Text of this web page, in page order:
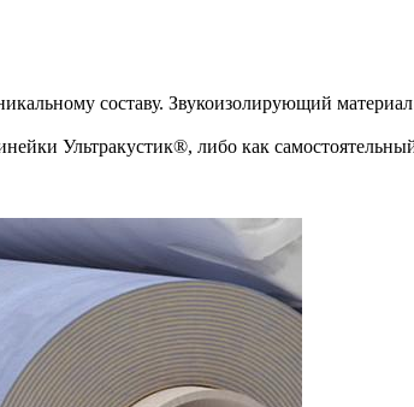
составу. Звукоизолирующий
Ультракустик®, либо как